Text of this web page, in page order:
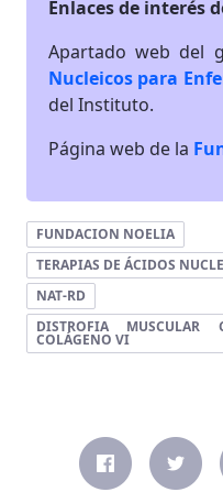
Enlaces de interés
Apartado web del
Nucleicos para
del Instituto.
Página web de la
FUNDACION NOELIA
TERAPIAS DE ÁCIDOS
NAT-RD
DISTROFIA
COLÁGENO VI